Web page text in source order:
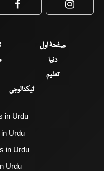
Facebook
صفحۂ اول
دنیا
تعلیم
ٹیکنالوجی
in Urdu
Urdu
in Urdu
Urdu